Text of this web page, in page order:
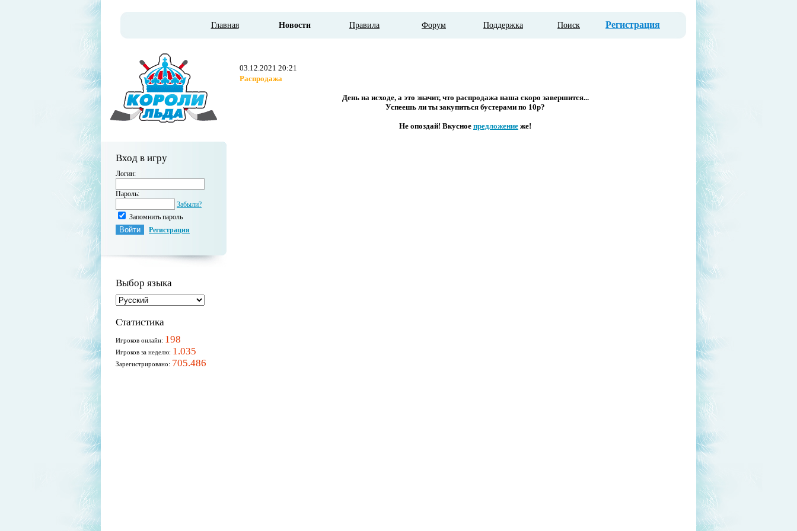
Главная Новости Правила Форум Поддержка Поиск Регистрация
Вход в игру
Логин:
Пароль:
Забыли?
Запомнить пароль
Регистрация
Выбор языка
Статистика
Игроков онлайн: 198
Игроков за неделю: 1.035
Зарегистрировано: 705.486
03.12.2021 20:21
Распродажа
День на исходе, а это значит, что распродажа наша скоро завершится...
Успеешь ли ты закупиться бустерами по 10р?
Не опоздай! Вкусное предложение же!